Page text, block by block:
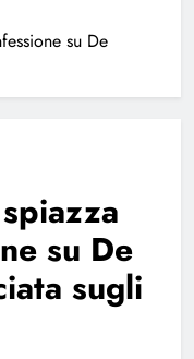
su De
su De
sugli